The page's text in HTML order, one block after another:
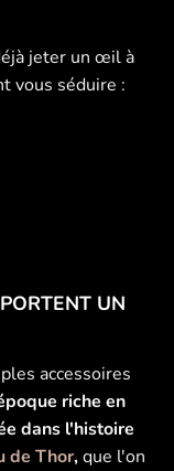
jeter un œil à
vous séduire :
UN
accessoires
riche en
dans l'histoire
de Thor,que l'on